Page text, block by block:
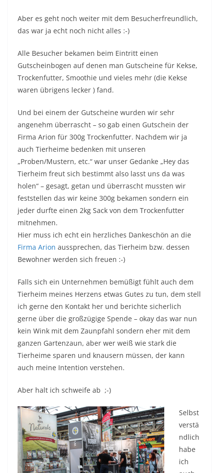
Aber es geht noch weiter mit dem Besucherfreundlich,
das war ja echt noch nicht alles :-)
Alle Besucher bekamen beim Eintritt einen
Gutscheinbogen auf denen man Gutscheine für Kekse,
Trockenfutter, Smoothie und vieles mehr (die Kekse
waren übrigens lecker ) fand.
Und bei einem der Gutscheine wurden wir sehr
angenehm überrascht – so gab einen Gutschein der
Firma Arion für 300g Trockenfutter. Nachdem wir ja
auch Tierheime bedenken mit unseren
„Proben/Mustern, etc.“ war unser Gedanke „Hey das
Tierheim freut sich bestimmt also lasst uns da was
holen“ – gesagt, getan und überrascht mussten wir
feststellen das wir keine 300g bekamen sondern ein
jeder durfte einen 2kg Sack von dem Trockenfutter
mitnehmen.
Hier muss ich echt ein herzliches Dankeschön an die
Firma Arion aussprechen, das Tierheim bzw. dessen
Bewohner werden sich freuen :-)
Falls sich ein Unternehmen bemüßigt fühlt auch dem
Tierheim meines Herzens etwas Gutes zu tun, dem stell
ich gerne den Kontakt her und berichte sicherlich
gerne über die großzügige Spende – okay das war nun
kein Wink mit dem Zaunpfahl sondern eher mit dem
ganzen Gartenzaun, aber wer weiß wie stark die
Tierheime sparen und knausern müssen, der kann
auch meine Intention verstehen.
Aber halt ich schweife ab ;-)
Selbst
verstä
ndlich
habe
ich